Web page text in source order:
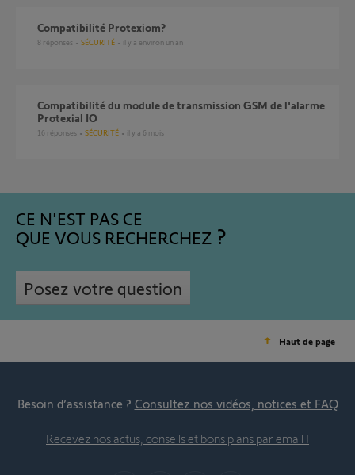
Compatibilité Protexiom?
8 réponses SÉCURITÉ il y a environ un an
compatibilité du module de transmission GSM de l'alarme
Protexial IO
16 réponses SÉCURITÉ il y a 6 mois
CE N'EST PAS CE
QUE VOUS RECHERCHEZ
Posez votre question
Haut de page
Besoin d’assistance ? Consultez nos vidéos, notices et FAQ
Recevez nos actus, conseils et bons plans par email !